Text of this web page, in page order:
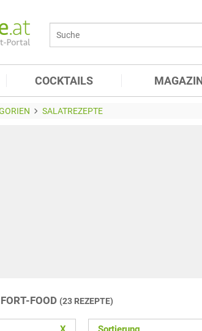
COCKTAILS
SALATREZEPTE
FOOD (23 REZEPTE)